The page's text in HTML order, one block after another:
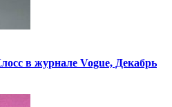
в журнале Vogue, Декабрь